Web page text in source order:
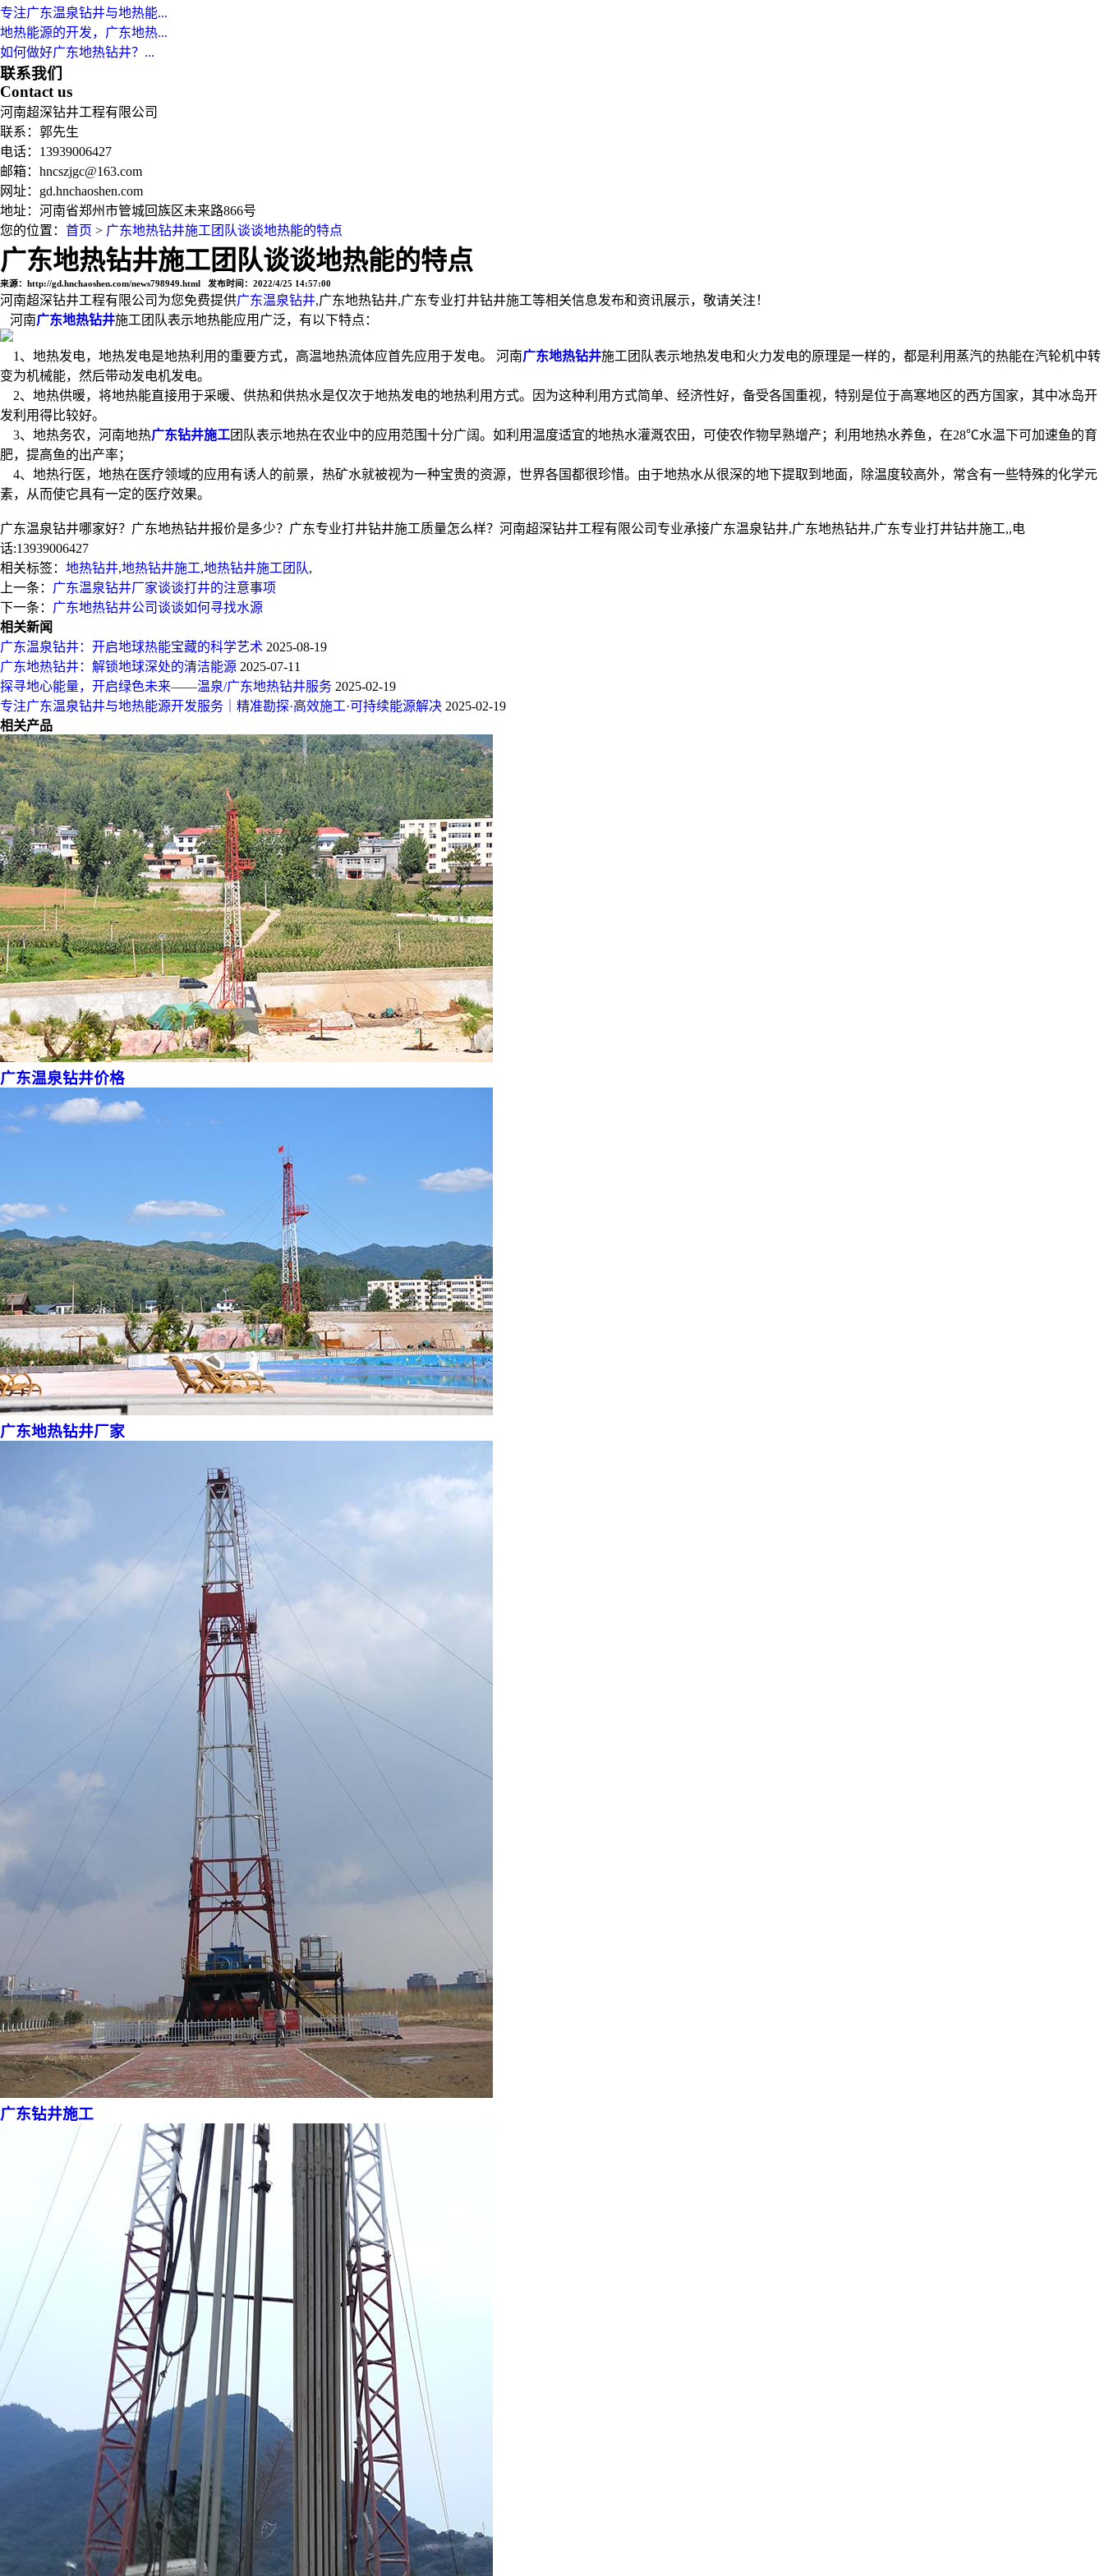
专注广东温泉钻井与地热能...
地热能源的开发，广东地热...
如何做好广东地热钻井？...
联系我们
Contact us
河南超深钻井工程有限公司
联系：郭先生
电话：13939006427
邮箱：hncszjgc@163.com
网址：gd.hnchaoshen.com
地址：河南省郑州市管城回族区未来路866号
您的位置： 首页 > 广东地热钻井施工团队谈谈地热能的特点
广东地热钻井施工团队谈谈地热能的特点
来源：http://gd.hnchaoshen.com/news798949.html 发布时间：2022/4/25 14:57:00
河南超深钻井工程有限公司为您免费提供广东温泉钻井,广东地热钻井,广东专业打井钻井施工等相关信息发布和资讯展示，敬请关注！
河南广东地热钻井施工团队表示地热能应用广泛，有以下特点：
1、地热发电，地热发电是地热利用的重要方式，高温地热流体应首先应用于发电。 河南广东地热钻井施工团队表示地热发电和火力发电的原理是一样的，都是利用蒸汽的热能在汽轮机中转
变为机械能，然后带动发电机发电。
2、地热供暖，将地热能直接用于采暖、供热和供热水是仅次于地热发电的地热利用方式。因为这种利用方式简单、经济性好，备受各国重视，特别是位于高寒地区的西方国家，其中冰岛开
发利用得比较好。
3、地热务农，河南地热广东钻井施工团队表示地热在农业中的应用范围十分广阔。如利用温度适宜的地热水灌溉农田，可使农作物早熟增产；利用地热水养鱼，在28℃水温下可加速鱼的育
肥，提高鱼的出产率；
4、地热行医，地热在医疗领域的应用有诱人的前景，热矿水就被视为一种宝贵的资源，世界各国都很珍惜。由于地热水从很深的地下提取到地面，除温度较高外，常含有一些特殊的化学元
素，从而使它具有一定的医疗效果。
广东温泉钻井哪家好？广东地热钻井报价是多少？广东专业打井钻井施工质量怎么样？河南超深钻井工程有限公司专业承接广东温泉钻井,广东地热钻井,广东专业打井钻井施工,,电
话:13939006427
相关标签： 地热钻井,地热钻井施工,地热钻井施工团队,
上一条： 广东温泉钻井厂家谈谈打井的注意事项
下一条： 广东地热钻井公司谈谈如何寻找水源
相关新闻
广东温泉钻井：开启地球热能宝藏的科学艺术 2025-08-19
广东地热钻井：解锁地球深处的清洁能源 2025-07-11
探寻地心能量，开启绿色未来——温泉/广东地热钻井服务 2025-02-19
专注广东温泉钻井与地热能源开发服务｜精准勘探·高效施工·可持续能源解决 2025-02-19
相关产品
广东温泉钻井价格
广东地热钻井厂家
广东钻井施工